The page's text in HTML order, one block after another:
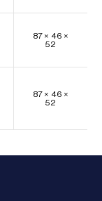
87 × 46 ×
52
87 × 46 ×
52